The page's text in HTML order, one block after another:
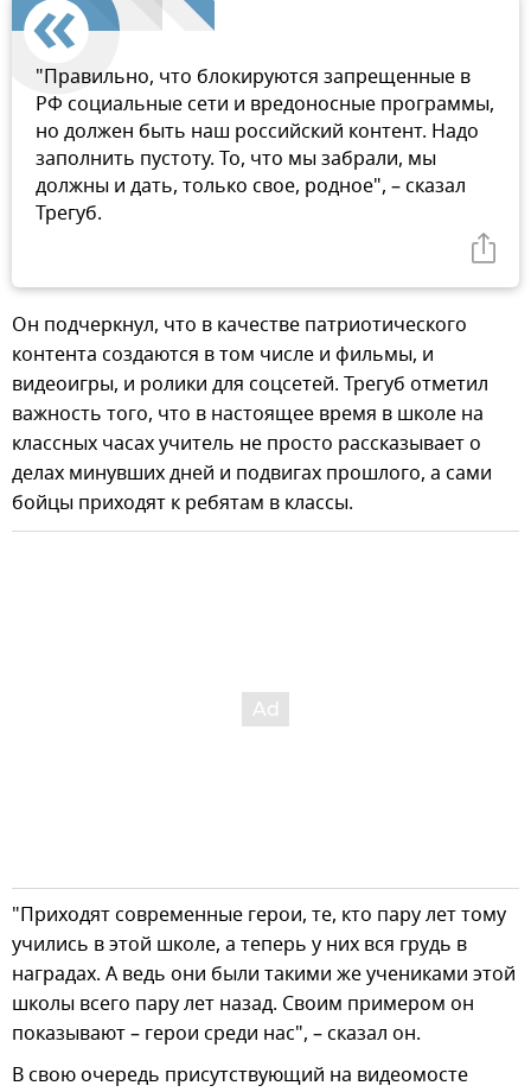
"Правильно, что блокируются запрещенные в
РФ социальные сети и вредоносные программы,
но должен быть наш российский контент. Надо
заполнить пустоту. То, что мы забрали, мы
должны и дать, только свое, родное", – сказал
Трегуб.
Он подчеркнул, что в качестве патриотического
контента создаются в том числе и фильмы, и
видеоигры, и ролики для соцсетей. Трегуб отметил
важность того, что в настоящее время в школе на
классных часах учитель не просто рассказывает о
делах минувших дней и подвигах прошлого, а сами
бойцы приходят к ребятам в классы.
"Приходят современные герои, те, кто пару лет тому
учились в этой школе, а теперь у них вся грудь в
наградах. А ведь они были такими же учениками этой
школы всего пару лет назад. Своим примером он
показывают – герои среди нас", – сказал он.
В свою очередь присутствующий на видеомосте